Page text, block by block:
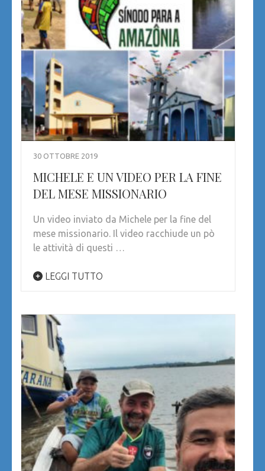
30 OTTOBRE 2019
MICHELE E UN VIDEO PER LA FINE
DEL MESE MISSIONARIO
Un video inviato da Michele per la fine del
mese missionario. Il video racchiude un pò
le attività di questi …
LEGGI TUTTO